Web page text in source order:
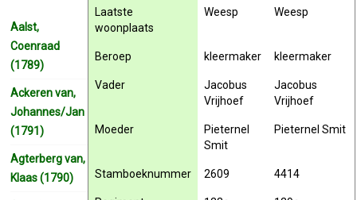
Laatste
woonplaats
Weesp Weesp
Beroep kleermaker kleermaker
Vader
Jacobus
Vrijhoef
Jacobus
Vrijhoef
Moeder
Pieternel
Smit
Pieternel Smit
Stamboeknummer 2609 4414
Aalst,
Coenraad
(1789)
Ackeren van,
Johannes/Jan
(1791)
Agterberg van,
Klaas (1790)